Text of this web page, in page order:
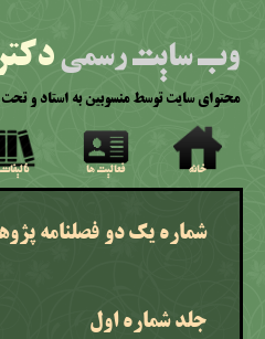
وب سایت رسمی
محتوای سایت توسط منسوبین به استاد و
خانه فعالیت ها تالیفات
شماره یک دو فصلنامه
جلد شماره اول